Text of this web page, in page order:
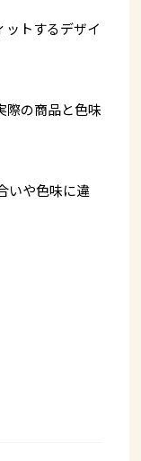
ットするデザイ
際の商品と色味
いや色味に違